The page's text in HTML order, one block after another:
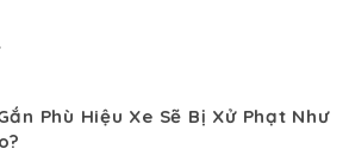
Phù Hiệu Xe Sẽ Bị Xử Phạt Như